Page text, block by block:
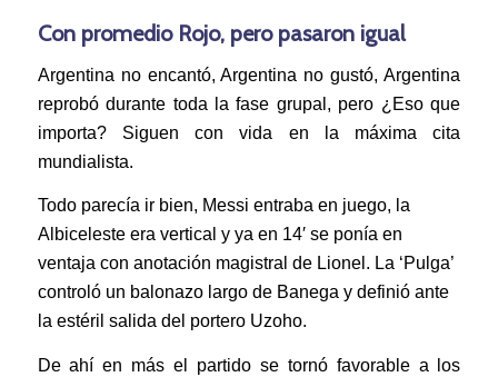
Con promedio Rojo, pero pasaron igual
Argentina no encantó, Argentina no gustó, Argentina
reprobó durante toda la fase grupal, pero ¿Eso que
importa? Siguen con vida en la máxima cita
mundialista.
Todo parecía ir bien, Messi entraba en juego, la
Albiceleste era vertical y ya en 14′ se ponía en
ventaja con anotación magistral de Lionel. La ‘Pulga’
controló un balonazo largo de Banega y definió ante
la estéril salida del portero Uzoho.
De ahí en más el partido se tornó favorable a los